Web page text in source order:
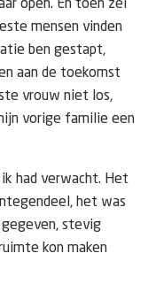
open. En toen zei
mensen vinden
ben gestapt,
aan de toekomst
vrouw niet los,
vorige familie een
had verwacht. Het
het was
stevig
kon maken